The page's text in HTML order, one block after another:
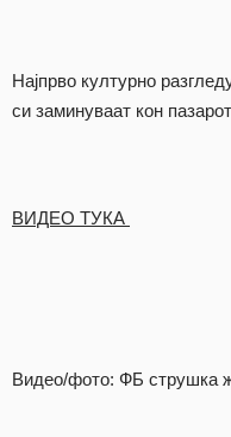
Најпрво културно
си заминуваат кон
ВИДЕО ТУКА
Видео/фото: ФБ струшка